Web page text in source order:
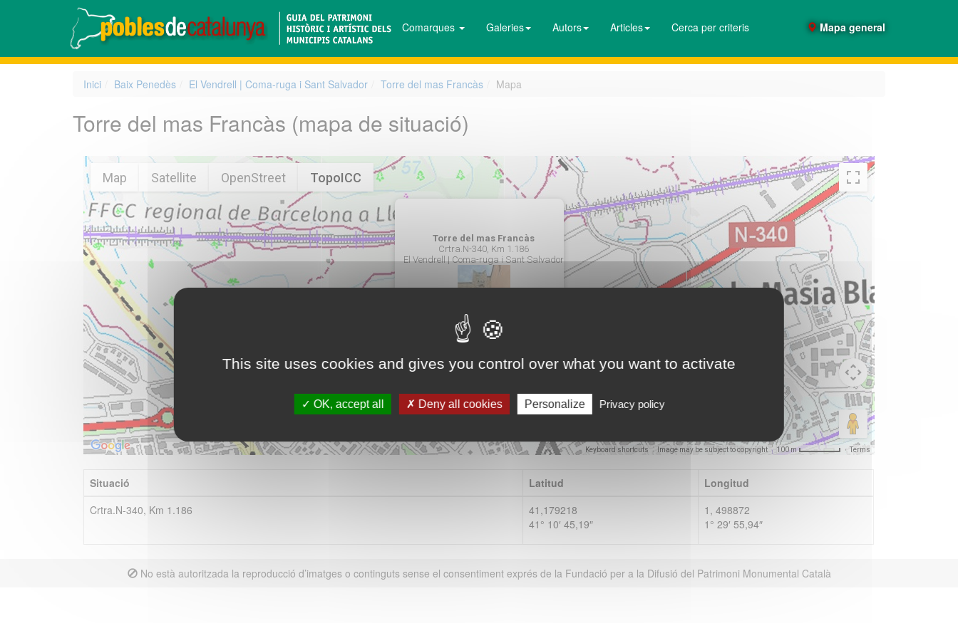
Comarques Galeries Autors Articles Cerca per criteris Mapa general
Inici Baix Penedès El Vendrell | Coma-ruga i Sant Salvador Torre del mas Francàs Mapa
Torre del mas Francàs (mapa de situació)
Torre del mas Francàs
Crtra.N-340, Km 1.186
El Vendrell | Coma-ruga i Sant Salvador
Vés-hi
Map Satellite OpenStreet TopoICC
Keyboard shortcuts Image may be subject to copyright 100 m Terms
Situació Latitud
Longitud
Crtra.N-340, Km 1.186
41,179218
41° 10′ 45,19″
1, 498872
1° 29′ 55,94″
No està autoritzada la reproducció d’imatges o continguts sense el consentiment exprés de la Fundació per a la Difusió del Patrimoni Monumental Català
This site uses cookies and gives you control over what you want to activate
OK, accept all Deny all cookies Personalize Privacy policy